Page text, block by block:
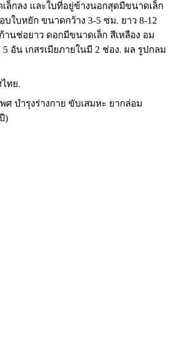
กลง และใบที่อยู่ข้างนอกสุดมีขนาดเล็ก
ใบหยัก ขนาดกว้าง 3-5 ซม. ยาว 8-12
นช่อยาว ดอกมีขนาดเล็ก สีเหลือง อม
อัน เกสรเมียภายในมี 2 ช่อง. ผล รูปกลม
ทย.
บำรุงร่างกาย ขับเสมหะ ยากล่อม
)